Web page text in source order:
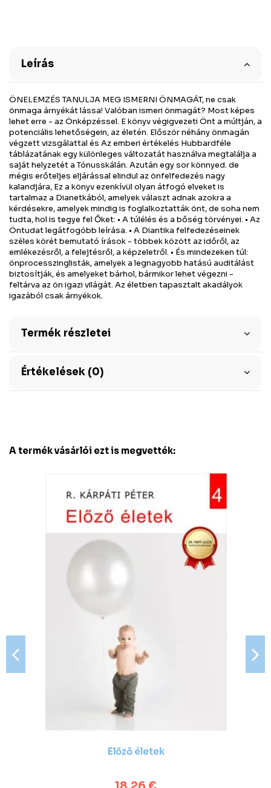
Leírás
ÖNELEMZÉS TANULJA MEG ISMERNI ÖNMAGÁT, ne csak
önmaga árnyékát lássa! Valóban ismeri önmagát? Most képes
lehet erre - az Önképzéssel. E könyv végigvezeti Önt a múltján, a
potenciális lehetőségein, az életén. Először néhány önmagán
végzett vizsgálattal és Az emberi értékelés Hubbardféle
táblázatának egy különleges változatát használva megtalálja a
saját helyzetét a Tónusskálán. Azután egy sor könnyed. de
mégis erőteljes eljárással elindul az önfelfedezés nagy
kalandjára, Ez a könyv ezenkívül olyan átfogó elveket is
tartalmaz a Dianetkából, amelyek választ adnak azokra a
kérdésekre, amelyek mindig is foglalkoztatták önt, de soha nem
tudta, hol is tegye fel Őket: • A túlélés és a bőség törvényei. • Az
Öntudat legátfogóbb leírása. • A Diantika felfedezéseinek
széles körét bemutató írások - többek között az időről, az
emlékezésről, a felejtésről, a képzeletről. • És mindezeken túl:
önprocesszinglisták, amelyek a legnagyobb hatású auditálást
biztosítják, és amelyeket bárhol, bármikor lehet végezni -
feltárva az ön igazi világát. Az életben tapasztalt akadályok
igazából csak árnyékok.
Termék részletei
Értékelések (0)
A termék vásárlói ezt is megvették:
Előző életek